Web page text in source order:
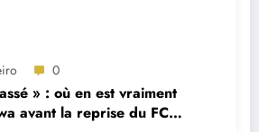
0
» : où en est vraiment
avant la reprise du FC